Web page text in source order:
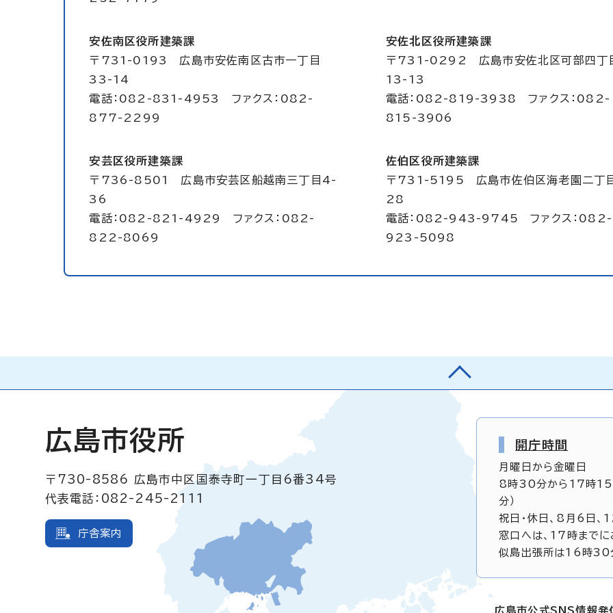
安佐南区役所建築課
〒731-0193 広島市安佐南区古市一丁目
33-14
電話：082-831-4953 ファクス：082-
877-2299
安佐北区役所建築課
〒731-0292 広島市安佐北区可部四丁
13-13
電話：082-819-3938 ファクス：082-
815-3906
安芸区役所建築課
〒736-8501 広島市安芸区船越南三丁目4-
36
電話：082-821-4929 ファクス：082-
822-8069
佐伯区役所建築課
〒731-5195 広島市佐伯区海老園二丁
28
電話：082-943-9745 ファクス：082-
923-5098
広島市役所
〒730-8586
広島市中区国泰寺町一丁目6番34号
代表電話：082-245-2111
庁舎案内
開庁時間
月曜日から金曜日
8時30分から17時15
分）
祝日・休日、8月6日
窓口へは、17時までに
似島出張所は16時30
広島市公式SNS情報発